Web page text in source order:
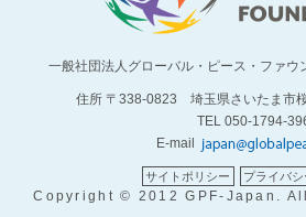
一般社団法人グローバル・ピース・ファウ
住所 〒338-0823 埼玉県さいたま市
TEL 050-1794-
E-mail
サイトポリシー
プライバ
Copyright © 2012 GPF-Japan.